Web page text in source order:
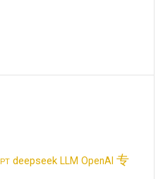
deepseek LLM OpenAI 专